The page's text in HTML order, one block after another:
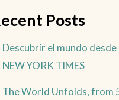
Posts
Descubrir el mundo
NEW YORK TIMES
The World Unfolds, from